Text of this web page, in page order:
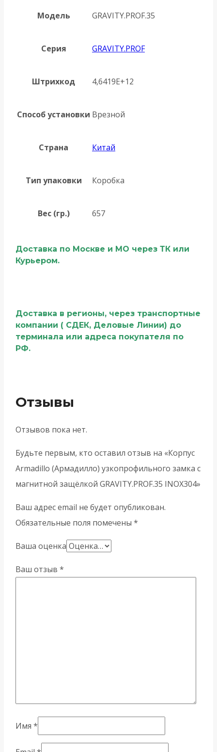
Модель GRAVITY.PROF.35
Серия GRAVITY.PROF
Штрихкод 4,6419E+12
Способ установки Врезной
Страна Китай
Тип упаковки Коробка
Вес (гр.) 657
Доставка по Москве и МО через ТК или
Курьером.
Доставка в регионы, через транспортные
компании ( СДЕК, Деловые Линии) до
терминала или адреса покупателя по
РФ.
Отзывы
Отзывов пока нет.
Будьте первым, кто оставил отзыв на «Корпус
Armadillo (Армадилло) узкопрофильного замка с
магнитной защёлкой GRAVITY.PROF.35 INOX304»
Ваш адрес email не будет опубликован.
Обязательные поля помечены *
Ваша оценка
Ваш отзыв *
Имя *